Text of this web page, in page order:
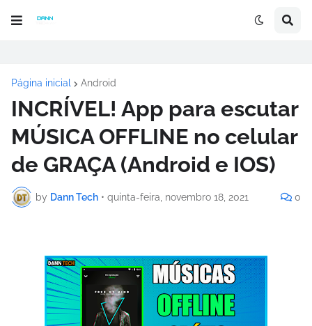
Página inicial Android
INCRÍVEL! App para escutar
MÚSICA OFFLINE no celular
de GRAÇA (Android e IOS)
by Dann Tech • quinta-feira, novembro 18, 2021 0